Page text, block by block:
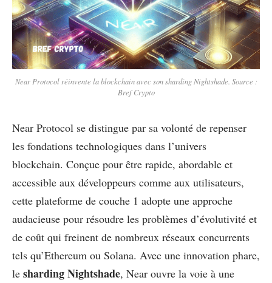
Near Protocol réinvente la blockchain avec son sharding Nightshade. Source :
Bref Crypto
Near Protocol se distingue par sa volonté de repenser
les fondations technologiques dans l’univers
blockchain. Conçue pour être rapide, abordable et
accessible aux développeurs comme aux utilisateurs,
cette plateforme de couche 1 adopte une approche
audacieuse pour résoudre les problèmes d’évolutivité et
de coût qui freinent de nombreux réseaux concurrents
tels qu’Ethereum ou Solana. Avec une innovation phare,
le sharding Nightshade, Near ouvre la voie à une